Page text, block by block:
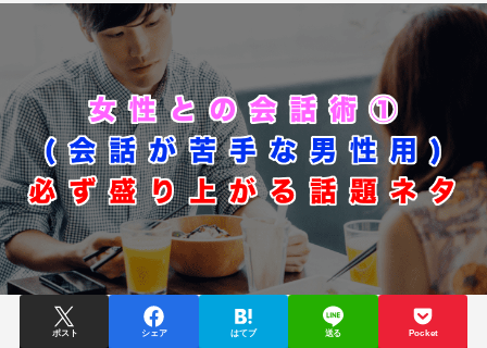
ポスト シェア はてブ 送る Pocket